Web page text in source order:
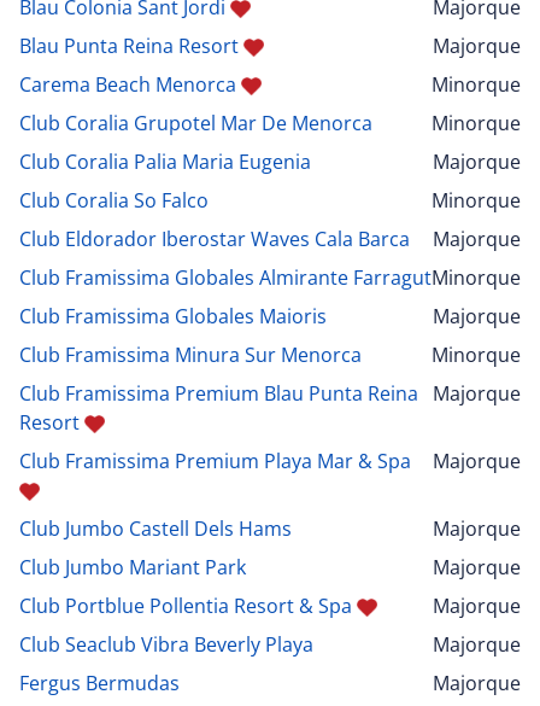
Blau Colonia Sant Jordi
Majorque
Blau Punta Reina Resort
Majorque
Carema Beach Menorca
Minorque
Club Coralia Grupotel Mar De Menorca
Minorque
Club Coralia Palia Maria Eugenia
Majorque
Club Coralia So Falco
Minorque
Club Eldorador Iberostar Waves Cala Barca
Majorque
Club Framissima Globales Almirante FarragutMinorque
Club Framissima Globales Maioris
Majorque
Club Framissima Minura Sur Menorca
Minorque
Club Framissima Premium Blau Punta Reina
Resort
Majorque
Club Framissima Premium Playa Mar & Spa Majorque
Club Jumbo Castell Dels Hams
Majorque
Club Jumbo Mariant Park
Majorque
Club Portblue Pollentia Resort & Spa
Majorque
Club Seaclub Vibra Beverly Playa
Majorque
Fergus Bermudas
Majorque